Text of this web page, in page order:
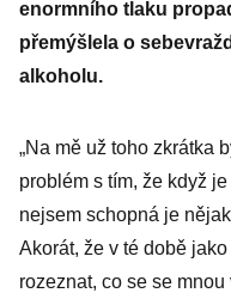
enormního tlaku
přemýšlela o
alkoholu.
„Na mě už toho zkrátka
problém s tím, že když
nejsem schopná je
Akorát, že v té době
rozeznat, co se se